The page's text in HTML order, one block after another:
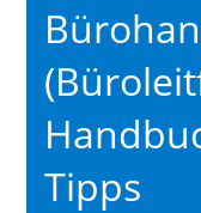
Tipps